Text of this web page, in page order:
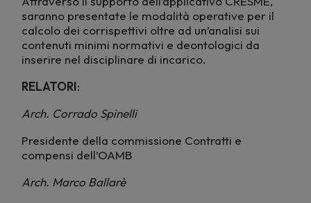
saranno presentate le modalità operative per il
calcolo dei corrispettivi oltre ad un’analisi sui
contenuti minimi normativi e deontologici da
inserire nel disciplinare di incarico.
RELATORI:
Arch. Corrado Spinelli
Presidente della commissione Contratti e
compensi dell’OAMB
Arch. Marco Ballarè